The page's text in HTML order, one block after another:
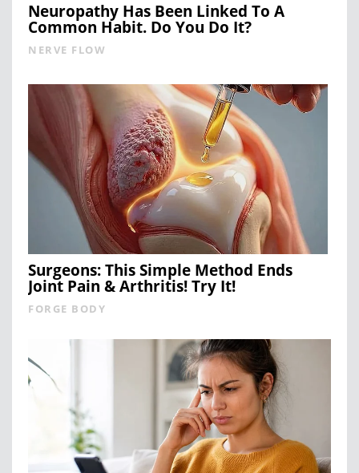
Neuropathy Has Been Linked To A
Common Habit. Do You Do It?
NERVE FLOW
Surgeons: This Simple Method Ends
Joint Pain & Arthritis! Try It!
FORGE BODY